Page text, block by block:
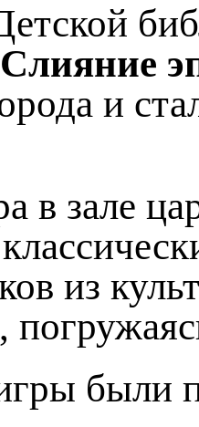
и
в зале
из
были